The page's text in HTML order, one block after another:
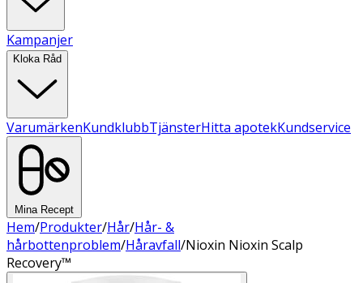
Kampanjer
Kloka Råd
VarumärkenKundklubbTjänsterHitta apotekKundservice
Mina Recept
Hem/Produkter/Hår/Hår- &
hårbottenproblem/Håravfall/Nioxin Nioxin Scalp
Recovery™